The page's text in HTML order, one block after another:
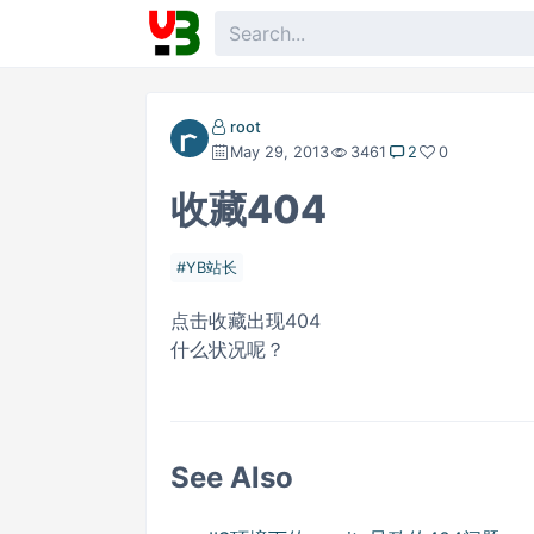
root
May 29, 2013
3461 2 0
收藏404
YB站长
点击收藏出现404
什么状况呢？
See Also